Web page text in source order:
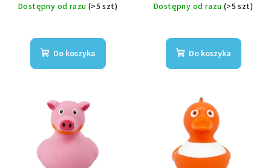
Dostępny od razu (>5 szt)
Do koszyka
Dostępny od razu (>5 szt)
Do koszyka